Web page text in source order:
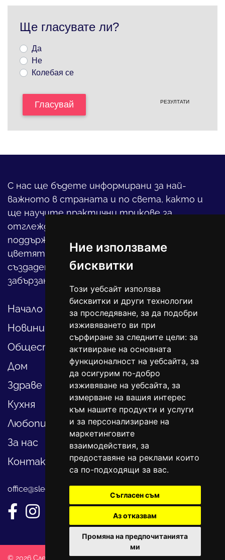
Ние използваме
бисквитки
Този уебсайт използва
бисквитки и други технологии
за проследяване, за да подобри
изживяването ви при
сърфиране за следните цели: за
активиране на основната
функционалност на уебсайта, за
да осигурим по-добро
изживяване на уебсайта, за
измерване на вашия интерес
към нашите продукти и услуги
и за персонализиране на
маркетинговите
взаимодействия, за
предоставяне на реклами които
са по-подходящи за вас.
Съгласен съм
Аз отказвам
Промяна на предпочитанията
ми
Ще гласувате ли?
Да
Не
Колебая се
Гласувай РЕЗУЛТАТИ
С нас ще бъдете информирани за най-
важното в страната и по света, както и
ще научите практични трикове за
отглеждането на детето, за
поддържането на дома и градината,
цветята, интериора и, въобще, как да
създадете своя уютен оазис в този така
забързан свят.
Начало
Новини
Общество
Дом
Здраве
Кухня
Любопитно
За нас
Контакти
office@sledvayme.net
© 2026 Следвай ме. Всички права запазени!